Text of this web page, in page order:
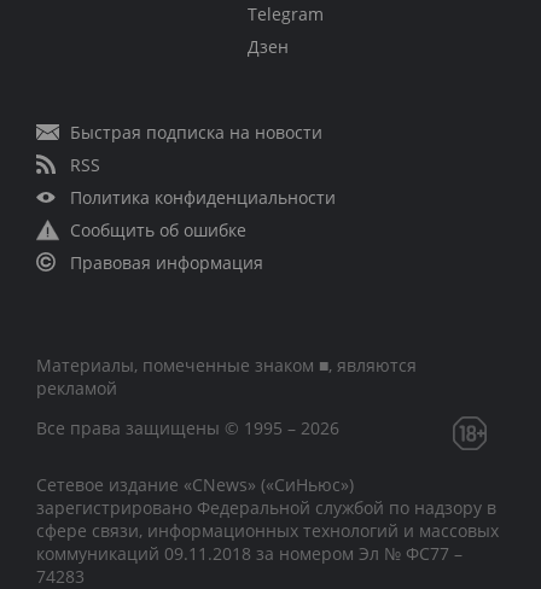
Telegram
Дзен
Быстрая подписка на новости
RSS
Политика конфиденциальности
Сообщить об ошибке
Правовая информация
Материалы, помеченные знаком ■, являются
рекламой
Все права защищены © 1995 – 2026
Сетевое издание «CNews» («СиНьюс»)
зарегистрировано Федеральной службой по надзору в
сфере связи, информационных технологий и массовых
коммуникаций 09.11.2018 за номером Эл № ФС77 –
74283